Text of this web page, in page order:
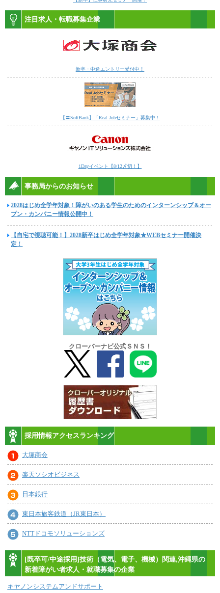
注目求人・転職募集企業
新卒・中途エントリー受付中！
【〓SoftBank】「Real Jobセミナー」募集中！
1Dayイベント【8/12〆切！】
事務局からのお知らせ
2028はじめ全学年対象！障がいのある学生のためのインターンシップ＆オー
プン・カンパニー情報公開中！
【自宅で視聴可能！】2028新卒はじめ全学年対象★WEBセミナー開催決
定！
クローバーナビ公式ＳＮＳ！
採用情報アクセスランキング
大塚商会
楽天ソシオビジネス
日本銀行
東日本旅客鉄道（JR東日本）
NTTドコモソリューションズ
[既卒可/中途採用]技術（電気、電子、機械）関連,沖縄県の
新着障がい者求人・就職募集の企業
キヤノンシステムアンドサポート